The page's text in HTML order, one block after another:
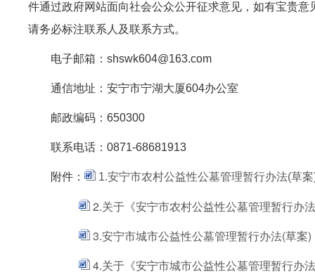
件通过政府网站面向社会公众公开征求意见，如有宝贵
请务必标注联系人及联系方式。
电子邮箱：shswk604@163.com
通信地址：安宁市宁湖大厦604办公室
邮政编码：650300
联系电话：0871-68681913
附件： 1.安宁市农村公益性公墓管理暂行办法(草
2.关于《安宁市农村公益性公墓管理暂行办
3.安宁市城市公益性公墓管理暂行办法(草案)
4.关于《安宁市城市公益性公墓管理暂行办